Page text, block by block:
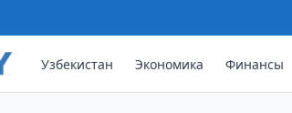
Узбекистан Экономика Финансы